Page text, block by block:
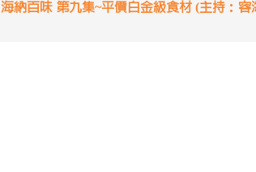
海納百味 第九集~平價白金級食材 (主持：